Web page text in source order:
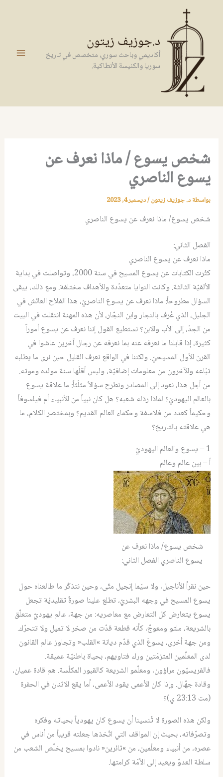
المحتوى
د.جوزيف زيتون
أكاديمي وباحث سوري، متخصص في تاريخ
سوريا والكنيسة الأنطاكية.
شخص يسوع / ماذا نعرف عن
يسوع الناصري
بواسطةد. جوزيف زيتون/ديسمبر 4, 2023
شخص يسوع/ ماذا نعرف عن يسوع الناصري
الفصل الثاني:
ماذا نعرف عن يسوع الناصري
كثُرت الكتابات عن يسوع المسيح في سنة 2000، وتواصلت في بداية
الألفيّة الثالثة. وكانت النوايا متعدّدة والأهداف مختلفة. ومع ذلك، يبقى
السؤال مطروحاً: ماذا نعرف عن يسوع الناصريّ، هذا الفلاّح العائش في
الجليل، الذي عُرف بالنجار وابن النجّار، لأن هذه المهنة انتقلت في البيت
من الجدّ، إلى الأب والابن؟ نستطيع القول إننا نعرف عن يسوع أموراً
كثيرة، إذا قابلنا ما نعرفه عنه بما نعرفه عن رجال آخرين عاشوا في
القرن الأول المسيحيّ. ولكننا في الواقع نعرف القليل حين نرى ما يطلبه
تبّاعه والآخرون من معلومات إضافيّة، وليس أقلّها سنة مولده وموته.
من أجل هذا، نعود إلى المصادر ونطرح سؤالاً مثلّثاً: ما علاقة يسوع
بالعالم اليهوديّ؟ لماذا رذله شعبه؟ هل كان نبياً من الأنبياء أم فيلسوفاً
وحكيماً كعدد من فلاسفة وحكماء العالم القديم؟ وبمختصر الكلام، ما
هي علاقته بالتاريخ؟
1 – يسوع والعالم اليهوديّ
أ – بين عالم وعالم
شخص يسوع/ ماذا نعرف عن
يسوع الناصري الفصل الثاني:
حين نقرأ الأناجيل، ولا سيّما إنجيل متّى، وحين نتذكّر ما طالعناه حول
يسوع المسيح في وجهه البشريّ، تطلع علينا صورةٌ تقليديّة تجعل
يسوع يتعارض كل التعارض مع معاصريه: من جهة، عالم يهوديّ متعلّق
بالشريعة، ملتو ومعوجّ، كأنه قطعة قدّت من صخر لا تميل ولا تتحرّك.
ومن جهة أخرى، يسوعَ الذي قدّم ديانة »القلب« وتجاوز عالم القانون
لدى المعلّمين المتزمّتين وراء فتاويهم، بحياة باطنيّة عميقة.
فالفريسيّون مراؤون، ومعلّمو الشريعة كالقبور المكلّسة. هم قادة عميان،
وقادة جهّال. وإذا كان الأعمى يقود الأعمى، أما يقع الاثنان في الحفرة
(مت 23:13 ي)؟
ولكن هذه الصورة لا تُنسينا أن يسوع كان يهودياً بحياته وفكره
وتصرّفاته، بحيث إن المواقف التي اتّخذها جعلته قريباً من أناس في
عصره، من أنبياء ومعلّمين، من »ثائرين« نادوا بمسيح يخلّص الشعب من
سلطة العدوّ ويعيد إلى الأمّة كرامتها.